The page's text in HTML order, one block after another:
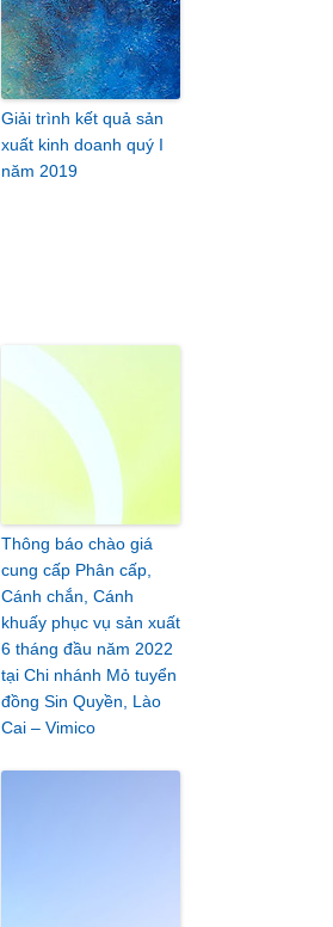
Giải trình kết quả sản
xuất kinh doanh quý I
năm 2019
Thông báo chào giá
cung cấp Phân cấp,
Cánh chắn, Cánh
khuấy phục vụ sản xuất
6 tháng đầu năm 2022
tại Chi nhánh Mỏ tuyển
đồng Sin Quyền, Lào
Cai – Vimico